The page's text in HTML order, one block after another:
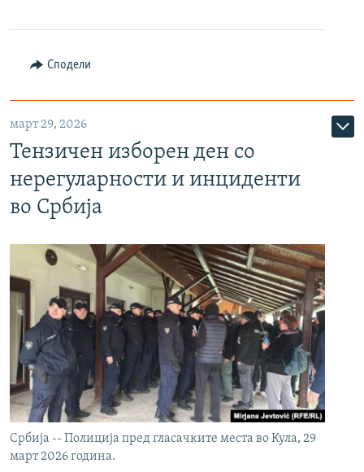
Сподели
март 29, 2026
Тензичен изборен ден со
нерегуларности и инциденти
во Србија
Србија -- Полиција пред гласачките места во Кула, 29
март 2026 година.